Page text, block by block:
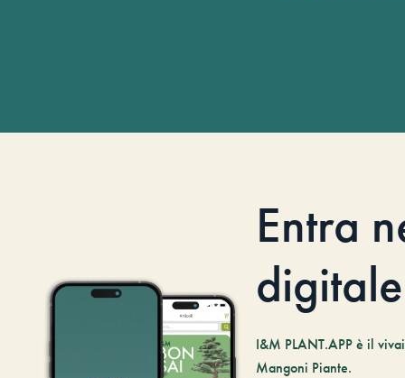
Entra
digitale
I&M PLANT.APP è il
Mangoni Piante.